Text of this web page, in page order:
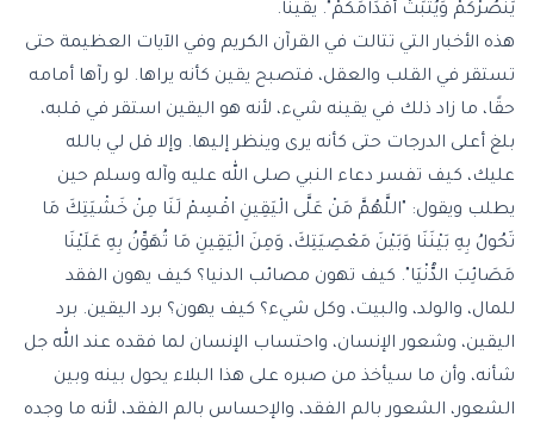
يَنصُرْكُمْ وَيُثَبِّتْ أَقْدَامَكُمْ". يقينًا.
هذه الأخبار التي تتالت في القرآن الكريم وفي الآيات العظيمة حتى
تستقر في القلب والعقل، فتصبح يقين كأنه يراها. لو رآها أمامه
حقًا، ما زاد ذلك في يقينه شيء، لأنه هو اليقين استقر في قلبه،
بلغ أعلى الدرجات حتى كأنه يرى وينظر إليها. وإلا قل لي بالله
عليك، كيف تفسر دعاء النبي صلى الله عليه وآله وسلم حين
يطلب ويقول: "اللَّهُمَّ مَنْ عَلَّى الْيَقِينِ اقْسِمْ لَنَا مِنْ خَشْيَتِكَ مَا
تَحُولُ بِهِ بَيْنَنَا وَبَيْنَ مَعْصِيَتِكَ، وَمِنَ الْيَقِينِ مَا تُهَوِّنُ بِهِ عَلَيْنَا
مَصَائِبَ الدُّنْيَا". كيف تهون مصائب الدنيا؟ كيف يهون الفقد
للمال، والولد، والبيت، وكل شيء؟ كيف يهون؟ برد اليقين. برد
اليقين، وشعور الإنسان، واحتساب الإنسان لما فقده عند الله جل
شأنه، وأن ما سيأخذ من صبره على هذا البلاء يحول بينه وبين
الشعور، الشعور بالم الفقد، والإحساس بالم الفقد، لأنه ما وجده